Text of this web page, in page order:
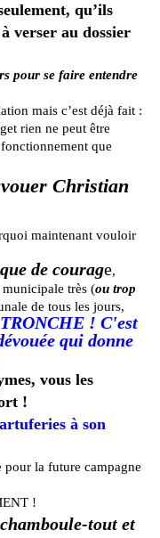
qu’ils
verser au dossier
pour se faire entendre
mais c’est déjà fait :
rien ne peut être
que
Christian
maintenant vouloir
de courage,
très (ou trop
de tous les jours,
! C'est
qui donne
vous les
!
à son
la future campagne
!
tout et